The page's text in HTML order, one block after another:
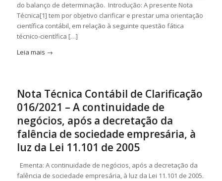
do balanço de determinação. Introdução: A presente Nota
Técnica[1] tem por objetivo clarificar e prestar uma orientação
científica contábil, em relação à seguinte questão fática
técnico-científica […]
Leia mais →
Nota Técnica Contábil de Clarificação
016/2021 – A continuidade de
negócios, após a decretação da
falência de sociedade empresária, à
luz da Lei 11.101 de 2005
Ementa: A continuidade de negócios, após a decretação da
falência de sociedade empresária, à luz da Lei 11.101 de 2005.